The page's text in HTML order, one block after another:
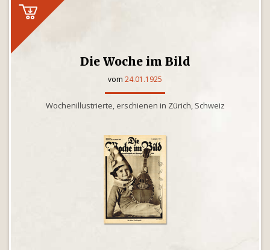
Die Woche im Bild
vom 24.01.1925
Wochenillustrierte, erschienen in Zürich, Schweiz